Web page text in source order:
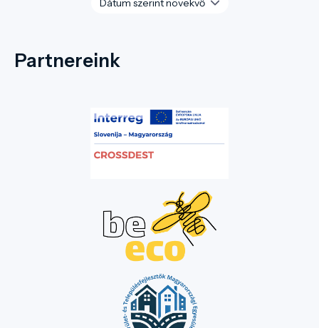
Partnereink